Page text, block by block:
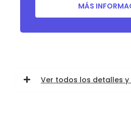
MÁS
Ver todos los detalles y